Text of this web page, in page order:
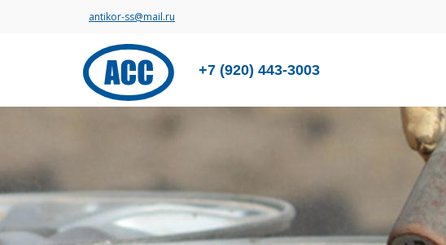
antikor-ss@mail.ru
+7 (920) 443-3003